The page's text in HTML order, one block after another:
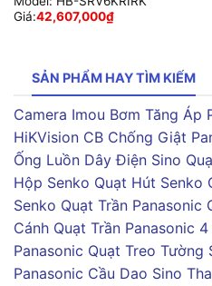
Giá:42,607,000₫
SẢN PHẨM HAY TÌM KIẾM
Camera Imou Bơm Tăng Áp
HiKVision CB Chống Giật
Ống Luồn Dây Điện Sino
Hộp Senko Quạt Hút Senko
Senko Quạt Trần Panasonic
Cánh Quạt Trần Panasonic
Panasonic Quạt Treo Tường
Panasonic Cầu Dao Sino